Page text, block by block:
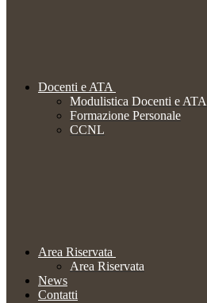
Docenti e ATA
Modulistica Docenti e ATA
Formazione Personale
CCNL
Area Riservata
Area Riservata
News
Contatti